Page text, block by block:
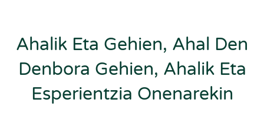
Ahalik Eta Gehien, Ahal Den
Denbora Gehien, Ahalik Eta
Esperientzia Onenarekin